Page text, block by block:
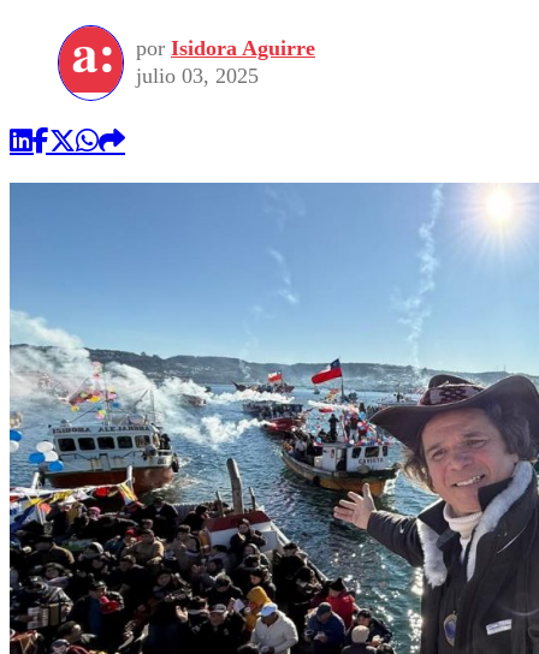
por Isidora Aguirre
julio 03, 2025